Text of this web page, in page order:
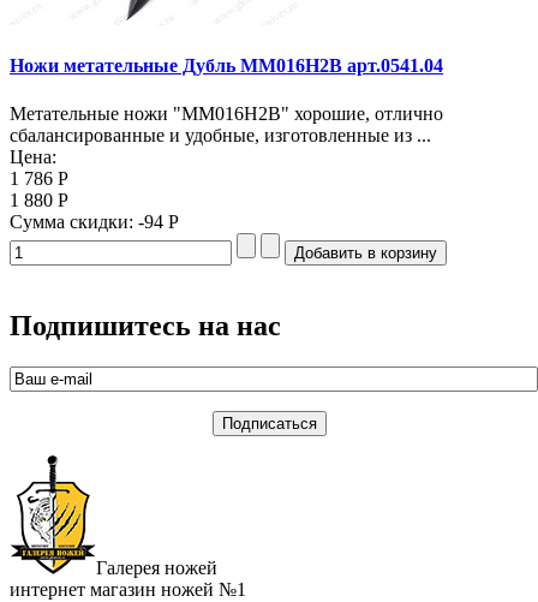
Ножи метательные Дубль MM016H2B арт.0541.04
Метательные ножи "MM016H2B" хорошие, отлично
сбалансированные и удобные, изготовленные из ...
Цена:
1 786 Р
1 880 Р
Сумма скидки: -94 Р
Подпишитесь на нас
Галерея ножей
интернет магазин ножей №1